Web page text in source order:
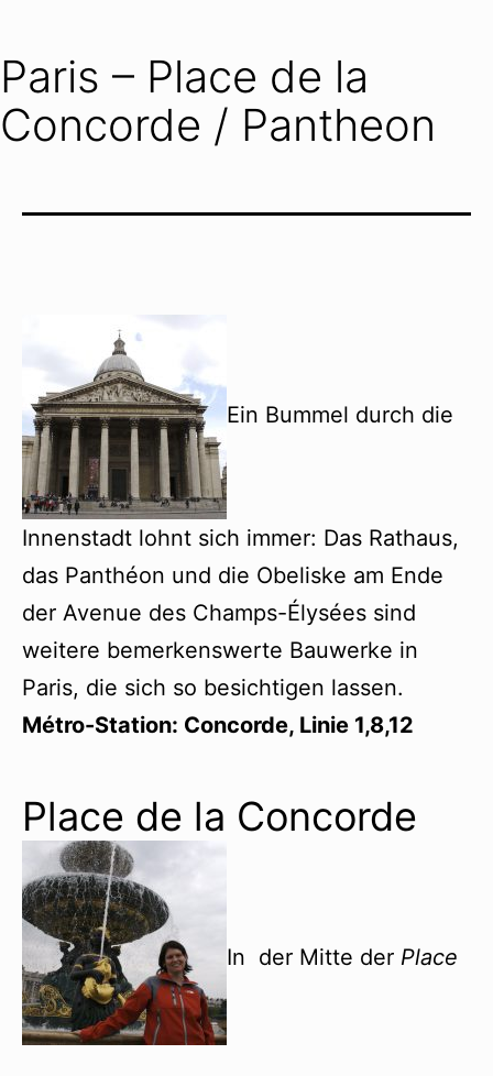
Paris – Place de la
Concorde / Pantheon
Ein Bummel durch die
Innenstadt lohnt sich immer: Das Rathaus,
das Panthéon und die Obeliske am Ende
der Avenue des Champs-Élysées sind
weitere bemerkenswerte Bauwerke in
Paris, die sich so besichtigen lassen.
Métro-Station: Concorde, Linie 1,8,12
Place de la Concorde
In der Mitte der Place